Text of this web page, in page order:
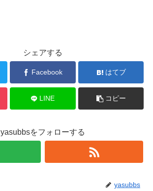
シェアする
Facebook はてブ
LINE コピー
yasubbsをフォローする
yasubbs